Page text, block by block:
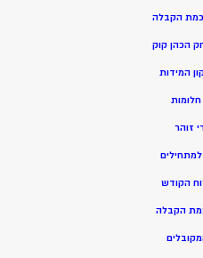
הקבלה
הכהן קוק
המידות
זוהר
הקודש
הקבלה